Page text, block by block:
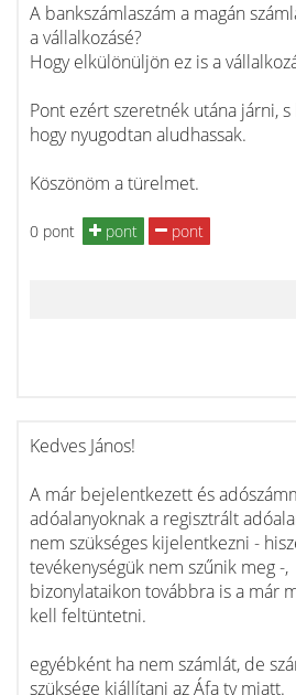
A bankszámlaszám a magán
a vállalkozásé?
Hogy elkülönüljön ez is a
Pont ezért szeretnék utána járni,
hogy nyugodtan aludhassak.
Köszönöm a türelmet.
0 pont pont pont
Kedves János!
A már bejelentkezett és
adóalanyoknak a regisztrált
nem szükséges kijelentkezni -
tevékenységük nem szűnik meg -,
bizonylataikon továbbra is a már
kell feltüntetni.
egyébként ha nem számlát, de
szüksége kiállítani az Áfa tv miatt.